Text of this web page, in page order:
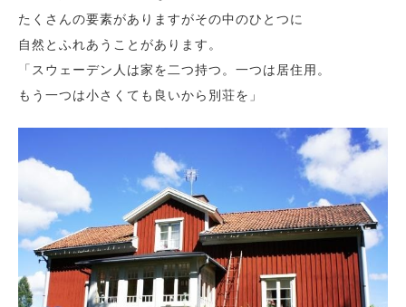
たくさんの要素がありますがその中のひとつに
自然とふれあうことがあります。
「スウェーデン人は家を二つ持つ。一つは居住用。
もう一つは小さくても良いから別荘を」